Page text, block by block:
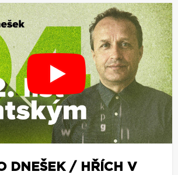
DNEŠEK / HŘÍCH V